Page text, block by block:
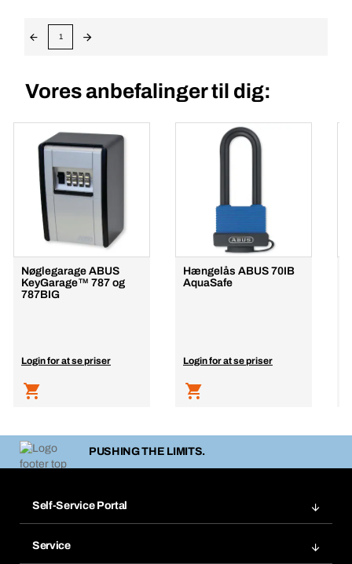
1
Vores anbefalinger til dig:
Nøglegarage ABUS
KeyGarage™ 787 og
787BIG
Login for at se priser
Hængelås ABUS 70IB
AquaSafe
Login for at se priser
PUSHING THE LIMITS.
Self-Service Portal
Service